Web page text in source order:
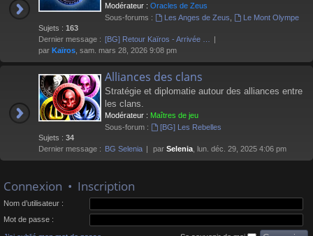
Modérateur : Oracles de Zeus
Sous-forums :
Les Anges de Zeus
Le Mont Olympe
Sujets : 163
Dernier message : [BG] Retour Kaïros - Arrivée …
par Kaïros , sam. mars 28, 2026 9:08 pm
Alliances des clans
Stratégie et diplomatie autour des alliances entre
les clans.
Modérateur : Maîtres de jeu
Sous-forum :
[BG] Les Rebelles
Sujets : 34
Dernier message : BG Selenia par Selenia , lun. déc. 29, 2025 4:06 pm
Connexion • Inscription
Nom d’utilisateur :
Mot de passe :